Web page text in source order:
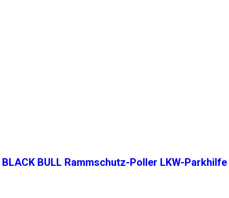
BLACK BULL Rammschutz-Poller LKW-Parkhilfe